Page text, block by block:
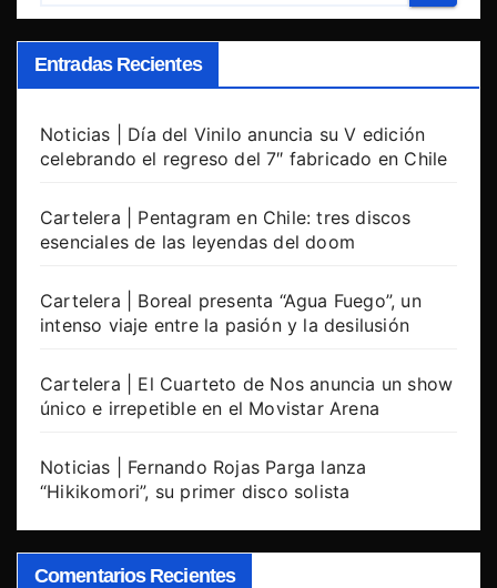
Entradas Recientes
Noticias | Día del Vinilo anuncia su V edición
celebrando el regreso del 7″ fabricado en Chile
Cartelera | Pentagram en Chile: tres discos
esenciales de las leyendas del doom
Cartelera | Boreal presenta “Agua Fuego”, un
intenso viaje entre la pasión y la desilusión
Cartelera | El Cuarteto de Nos anuncia un show
único e irrepetible en el Movistar Arena
Noticias | Fernando Rojas Parga lanza
“Hikikomori”, su primer disco solista
Comentarios Recientes